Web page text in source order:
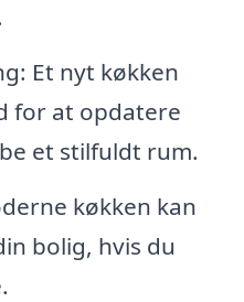
Et nyt køkken
for at opdatere
et stilfuldt rum.
køkken kan
bolig, hvis du